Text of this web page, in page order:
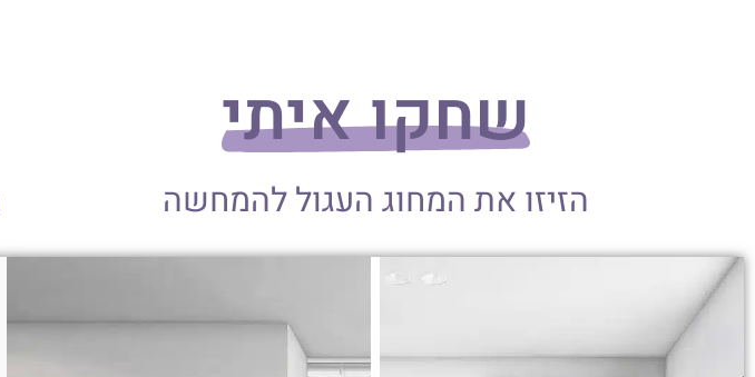
שחקו איתי
הזיזו את המחוג העגול להמחשה